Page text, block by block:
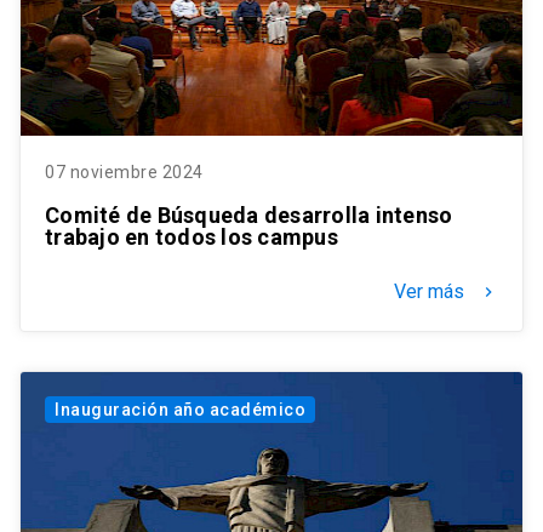
07 noviembre 2024
Comité de Búsqueda desarrolla intenso
trabajo en todos los campus
Ver más keyboard_arrow_right
Inauguración año académico